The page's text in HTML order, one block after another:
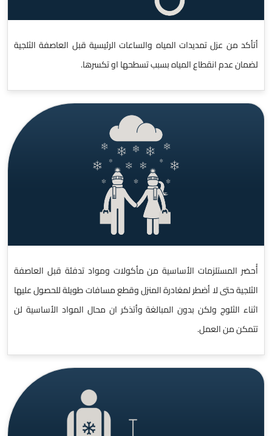
أتأكد من عزل تمديدات المياه والساعات الرئيسية قبل العاصفة الثلجية
لضمان عدم انقطاع المياه بسبب تسطحها او تكسرها.
أُحضر المستلزمات الأساسية من مأكولات ومواد تدفئة قبل العاصفة
الثلجية حتى لا أضطر لمغادرة المنزل وقطع مسافات طويلة للحصول عليها
اثناء الثلوج ولكن بدون المبالغة وأتذكر ان محال المواد الأساسية لن
تتمكن من العمل.